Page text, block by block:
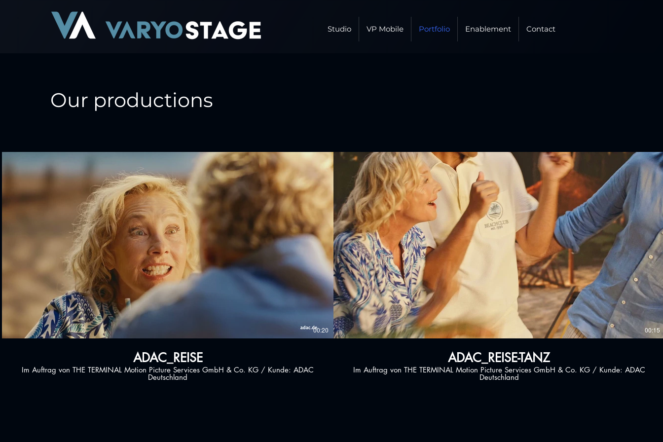
Studio VP Mobile Portfolio Enablement Contact
Our productions
Play Video
00:20
ADAC_REISE
Im Auftrag von THE TERMINAL Motion Picture Services GmbH & Co. KG / Kunde: ADAC
Deutschland
Play Video
00:15
ADAC_REISE-TANZ
Im Auftrag von THE TERMINAL Motion Picture Services GmbH & Co. KG / Kunde: ADAC
Deutschland